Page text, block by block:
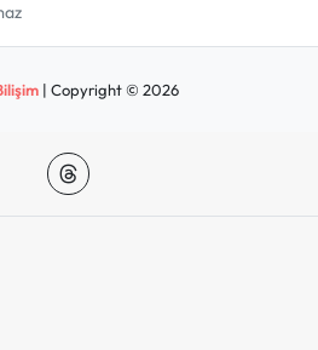
| Copyright © 2026